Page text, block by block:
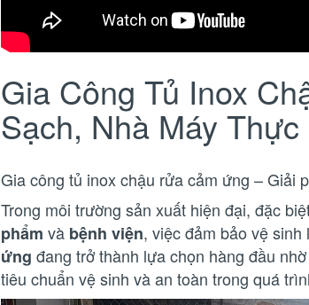
Gia Công Tủ Inox
Sạch, Nhà Máy Thực
Gia công tủ inox chậu rửa cảm ứng – Giải
Trong môi trường sản xuất hiện đại, đặc
phẩm và bệnh viện, việc đảm bảo vệ
ứng đang trở thành lựa chọn hàng đầu
tiêu chuẩn vệ sinh và an toàn trong quá